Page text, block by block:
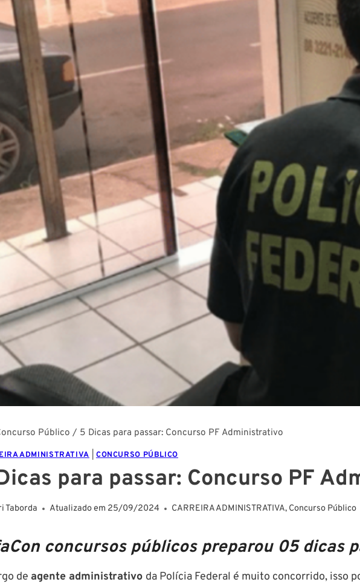
Público / 5 Dicas para passar: Concurso PF Administrativo
ADMINISTRATIVA |CONCURSO PÚBLICO
para passar: Concurso PF
Taborda Atualizado em 25/09/2024 CARREIRA ADMINISTRATIVA, Concurso Público
concursos públicos preparou 05 dicas
de agente administrativo da Polícia Federal é muito concorrido, isso